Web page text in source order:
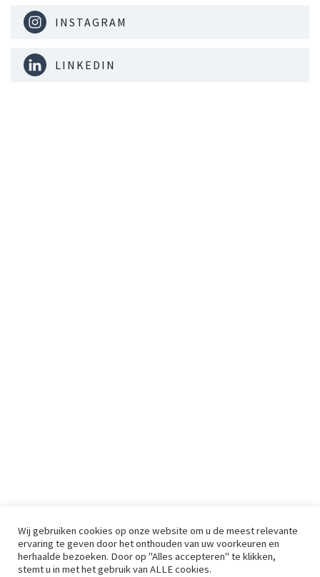
INSTAGRAM
LINKEDIN
Wij gebruiken cookies op onze website om u de meest relevante
ervaring te geven door het onthouden van uw voorkeuren en
herhaalde bezoeken. Door op "Alles accepteren" te klikken,
stemt u in met het gebruik van ALLE cookies.